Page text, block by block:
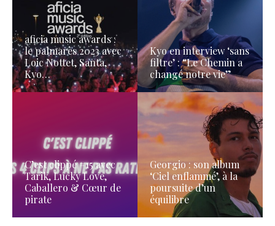
aficia music awards :
le palmarès 2023 avec
Loic Nottet, Santa,
Kyo…
Kyo en interview ‘sans
filtre’ : “Le Chemin a
changé notre vie”
C’est clippé #15 avec
Tarik, Lucky Love,
Caballero & Cœur de
pirate
Georgio : son album
‘Ciel enflammé’, à la
poursuite d’un
équilibre